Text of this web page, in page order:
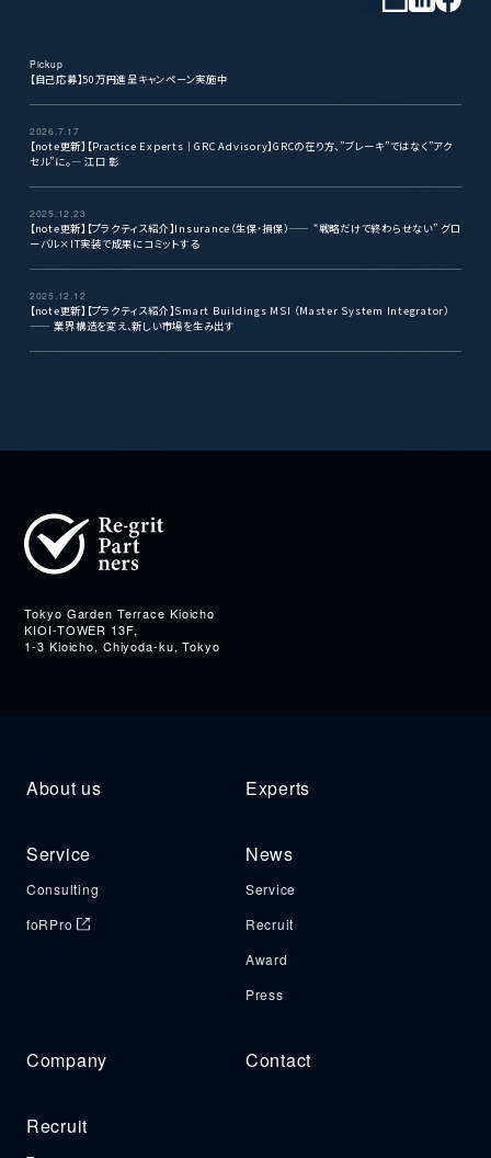
Pickup
【自己応募】50万円進呈キャンペーン実施中
2026.7.17
【note更新】【Practice Experts｜GRC Advisory】GRCの在り方、”ブレーキ”ではなく”アク
セル”に。— 江口 彰
2025.12.23
【note更新】【プラクティス紹介】Insurance（生保・損保）—— “戦略だけで終わらせない” グロ
ーバル×IT実装で成果にコミットする
2025.12.12
【note更新】【プラクティス紹介】Smart Buildings MSI （Master System Integrator）
—— 業界構造を変え、新しい市場を生み出す
Tokyo Garden Terrace Kioicho
KIOI-TOWER 13F,
1-3 Kioicho, Chiyoda-ku, Tokyo
About us Experts
Service
Consulting
foRPro
News
Service
Recruit
Award
Press
Company Contact
Recruit